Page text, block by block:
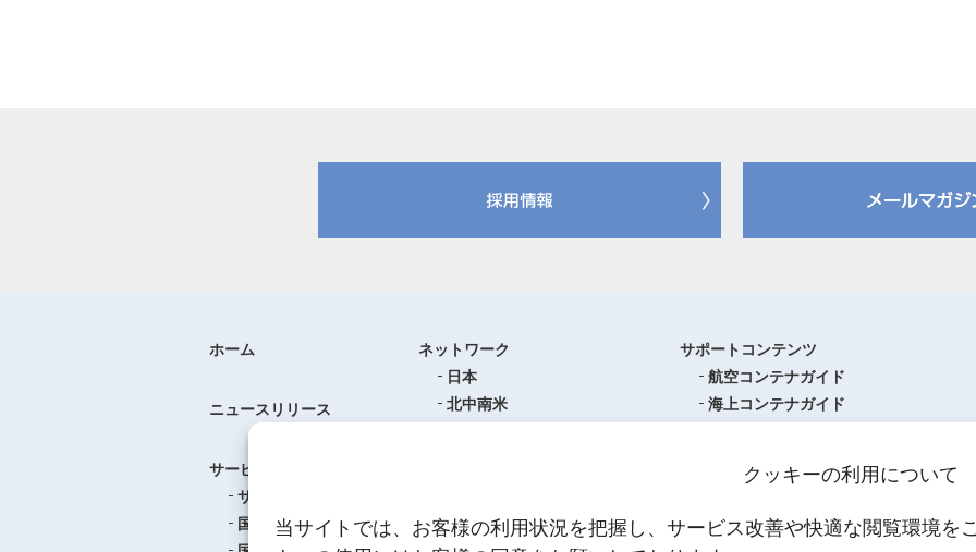
クッキーの利用について
当サイトでは、お客様の利用状況を把握し、サービス改善や快適な閲覧環境を
ホーム
ニュースリリース
サービス
サービスのご案内
国際航空貨物輸送
ネットワーク
日本
北中南米
ロジスティクスセンター一覧
サポートコンテンツ
航空コンテナガイド
海上コンテナガイド
物流関係用語集（一覧・詳細）
インコタームズ